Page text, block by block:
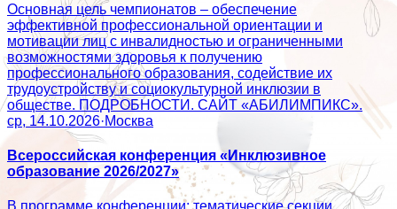
Основная цель чемпионатов – обеспечение
эффективной профессиональной ориентации и
мотивации лиц с инвалидностью и ограниченными
возможностями здоровья к получению
профессионального образования, содействие их
трудоустройству и социокультурной инклюзии в
обществе. ПОДРОБНОСТИ. САЙТ «АБИЛИМПИКС».
ср, 14.10.2026·Москва
Всероссийская конференция «Инклюзивное
образование 2026/2027»